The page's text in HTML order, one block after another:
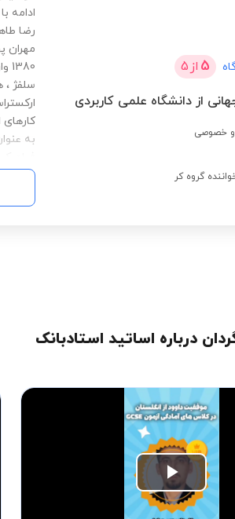
5 از 5
از دانشگاه علمی کاربردی
ادامه
رضا
مهران
سلفژ ،
به
درباره اساتید استادبانک
Play